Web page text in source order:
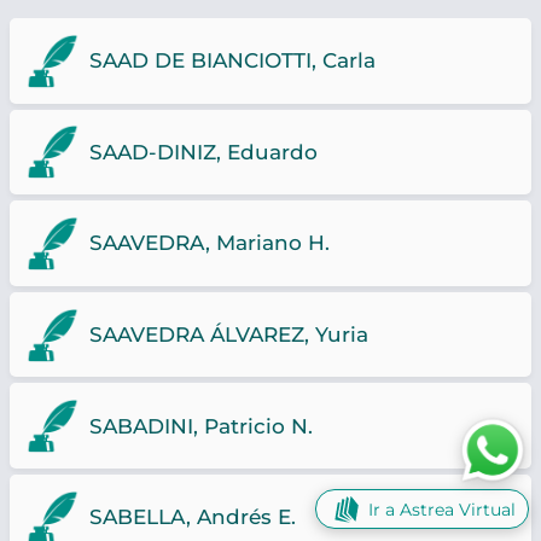
SAAD DE BIANCIOTTI, Carla
SAAD-DINIZ, Eduardo
SAAVEDRA, Mariano H.
SAAVEDRA ÁLVAREZ, Yuria
SABADINI, Patricio N.
SABELLA, Andrés E. Ir a Astrea Virtual